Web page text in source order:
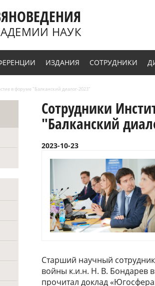
НАУК
ИЗДАНИЯ СОТРУДНИКИ
в форуме "Балканский диалог-2023"
Сотрудники
"Балканский
2023-10-23
Старший научный
войны к.и.н. Н. В. Бондарев
прочитал доклад